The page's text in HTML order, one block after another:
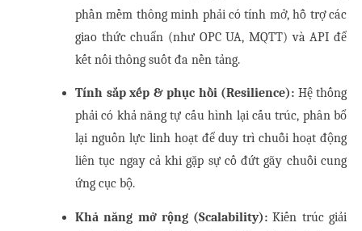
phần mềm thông minh phải có tính mở, hỗ trợ các
giao thức chuẩn (như OPC UA, MQTT) và API để
kết nối thông suốt đa nền tảng.
Tính sắp xếp & phục hồi (Resilience): Hệ thống
phải có khả năng tự cấu hình lại cấu trúc, phân bổ
lại nguồn lực linh hoạt để duy trì chuỗi hoạt động
liên tục ngay cả khi gặp sự cố đứt gãy chuỗi cung
ứng cục bộ.
Khả năng mở rộng (Scalability): Kiến trúc giải